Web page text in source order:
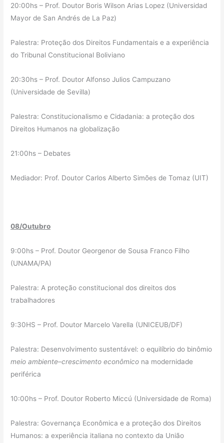
20:00hs – Prof. Doutor Boris Wilson Arias Lopez (Universidad
Mayor de San Andrés de La Paz)
Palestra: Proteção dos Direitos Fundamentais e a experiência
do Tribunal Constitucional Boliviano
20:30hs – Prof. Doutor Alfonso Julios Campuzano
(Universidade de Sevilla)
Palestra: Constitucionalismo e Cidadania: a proteção dos
Direitos Humanos na globalização
21:00hs – Debates
Mediador: Prof. Doutor Carlos Alberto Simões de Tomaz (UIT)
08/Outubro
9:00hs – Prof. Doutor Georgenor de Sousa Franco Filho
(UNAMA/PA)
Palestra: A proteção constitucional dos direitos dos
trabalhadores
9:30HS – Prof. Doutor Marcelo Varella (UNICEUB/DF)
Palestra: Desenvolvimento sustentável: o equilíbrio do binômio
meio ambiente–crescimento econômico na modernidade
periférica
10:00hs – Prof. Doutor Roberto Miccú (Universidade de Roma)
Palestra: Governança Econômica e a proteção dos Direitos
Humanos: a experiência italiana no contexto da União